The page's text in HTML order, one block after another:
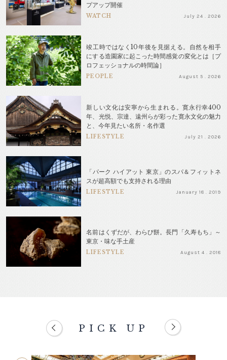
プアップ開催
WATCH July 24 . 2026
竣工時ではなく10年後を見据える。自然を相手
にする造園家に起こった時間感覚の変化とは［プ
ロフェッショナルの時間論］
PEOPLE August 5 . 2026
新しい文化は安寧から生まれる。寛永行幸400
年、光悦、宗達、遠州らが彩った寛永文化の魅力
と、今年見たい名所・名作選
LIFESTYLE July 21 . 2026
「パーク ハイアット 東京」のスパ＆フィットネ
スが超高額でも支持される理由
LIFESTYLE January 18 . 2019
名前はくずだが、わらび餅。長門「久寿もち」～
東京・味な手土産
LIFESTYLE August 4 . 2018
PICK UP